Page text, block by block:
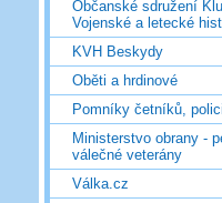
Občanské sdružení
Vojenské a letecké
KVH Beskydy
Oběti a hrdinové
Pomníky četníků,
Ministerstvo obrany -
válečné veterány
Válka.cz